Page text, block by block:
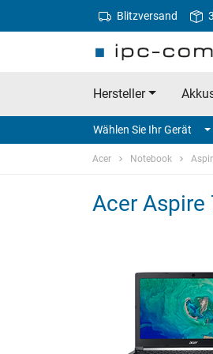
Blitzversand
Hersteller
Wählen Sie Ihr Gerät
Acer Notebook
Acer Aspire